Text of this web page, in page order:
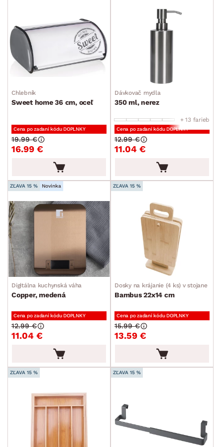
MIESTNOSŤ
ZNAČKA
SKLADOVOSŤ
Chlebník
Sweet home 36 cm, oceľ
Cena po zadaní kódu DOPLNKY
16.99 €
19.99 €
Dávkovač mydla
350 ml, nerez
+ 13 farieb
Cena po zadaní kódu DOPLNKY
11.04 €
12.99 €
ZĽAVA 15 % Novinka
Digitálna kuchynská váha
Copper, medená
Cena po zadaní kódu DOPLNKY
11.04 €
12.99 €
ZĽAVA 15 %
Dosky na krájanie (4 ks) v stojane
Bambus 22x14 cm
Cena po zadaní kódu DOPLNKY
13.59 €
15.99 €
ZĽAVA 15 % ZĽAVA 15 %